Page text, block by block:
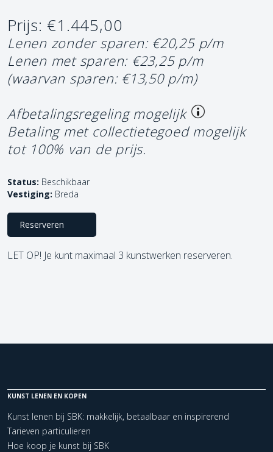
Prijs: €1.445,00
Lenen zonder sparen: €20,25 p/m
Lenen met sparen: €23,25 p/m
(waarvan sparen: €13,50 p/m)
Afbetalingsregeling mogelijk
Betaling met collectietegoed mogelijk
tot 100% van de prijs.
Status: Beschikbaar
Vestiging: Breda
Reserveren
LET OP! Je kunt maximaal 3 kunstwerken reserveren.
KUNST LENEN EN KOPEN
Kunst lenen bij SBK: makkelijk, betaalbaar en inspirerend
Tarieven particulieren
Hoe koop je kunst bij SBK